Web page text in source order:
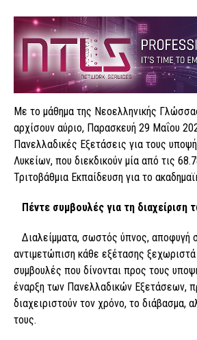
Με το μάθημα της Νεοελληνικής
αρχίσουν αύριο, Παρασκευή 29 Μαΐου
Πανελλαδικές Εξετάσεις για τους
Λυκείων, που διεκδικούν μία από τις
Τριτοβάθμια Εκπαίδευση για το
Πέντε συμβουλές για τη διαχείριση
Διαλείμματα, σωστός ύπνος, αποφυγή
αντιμετώπιση κάθε εξέτασης ξεχωριστά
συμβουλές που δίνονται προς τους
έναρξη των Πανελλαδικών Εξετάσεων,
διαχειριστούν τον χρόνο, το διάβασμα,
τους.